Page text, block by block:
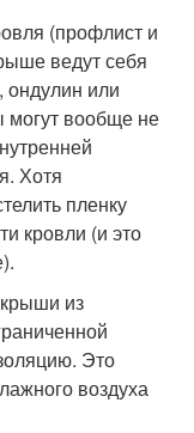
(профлист и
ведут себя
или
могут вообще не
Хотя
пленку
кровли (и это
из
Это
воздуха